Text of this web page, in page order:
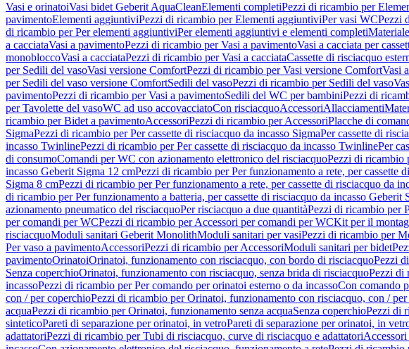
Vasi e orinatoiVasi bidet Geberit AquaCleanElementi completiPezzi di ricambio per
pavimentoElementi aggiuntiviPezzi di ricambio per Elementi aggiuntiviPer vasi WCPezzi
di ricambio per Per elementi aggiuntiviPer elementi aggiuntivi e elementi completi
a cacciataVasi a pavimentoPezzi di ricambio per Vasi a pavimentoVasi a cacciata per
monobloccoVasi a cacciataPezzi di ricambio per Vasi a cacciataCassette di risciacquo
per Sedili del vasoVasi versione ComfortPezzi di ricambio per Vasi versione ComfortVasi
per Sedili del vaso versione ComfortSedili del vasoPezzi di ricambio per Sedili del vaso
pavimentoPezzi di ricambio per Vasi a pavimentoSedili del WC per bambiniPezzi di
per Tavolette del vasoWC ad uso accovacciatoCon risciacquoAccessoriAllacciamenti
ricambio per Bidet a pavimentoAccessoriPezzi di ricambio per AccessoriPlacche di
SigmaPezzi di ricambio per Per cassette di risciacquo da incasso SigmaPer cassette di
incasso TwinlinePezzi di ricambio per Per cassette di risciacquo da incasso TwinlinePer
di consumoComandi per WC con azionamento elettronico del risciacquoPezzi di ricambio
incasso Geberit Sigma 12 cmPezzi di ricambio per Per funzionamento a rete, per cassette
Sigma 8 cmPezzi di ricambio per Per funzionamento a rete, per cassette di risciacquo da
di ricambio per Per funzionamento a batteria, per cassette di risciacquo da incasso Geberit
azionamento pneumatico del risciacquoPer risciacquo a due quantitàPezzi di ricambio per
per comandi per WCPezzi di ricambio per Accessori per comandi per WCKit per il
risciacquoModuli sanitari Geberit MonolithModuli sanitari per vasiPezzi di ricambio per
Per vaso a pavimentoAccessoriPezzi di ricambio per AccessoriModuli sanitari per bidet
pavimentoOrinatoiOrinatoi, funzionamento con risciacquo, con bordo di risciacquoPezzi
Senza coperchioOrinatoi, funzionamento con risciacquo, senza brida di risciacquoPezzi di
incassoPezzi di ricambio per Per comando per orinatoi esterno o da incassoCon comando
con / per coperchioPezzi di ricambio per Orinatoi, funzionamento con risciacquo, con /
acquaPezzi di ricambio per Orinatoi, funzionamento senza acquaSenza coperchioPezzi di
sinteticoPareti di separazione per orinatoi, in vetroPareti di separazione per orinatoi, in
adattatoriPezzi di ricambio per Tubi di risciacquo, curve di risciacquo e adattatori